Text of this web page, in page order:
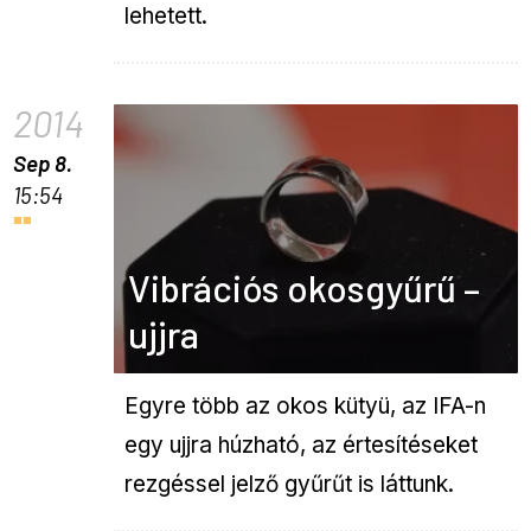
lehetett.
2014
Sep 8.
15:54
Vibrációs okosgyűrű –
ujjra
Egyre több az okos kütyü, az IFA-n
egy ujjra húzható, az értesítéseket
rezgéssel jelző gyűrűt is láttunk.